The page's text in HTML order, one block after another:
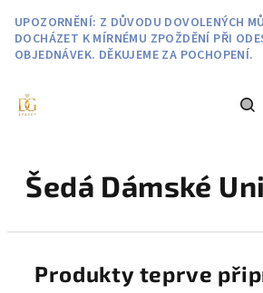
obsah
UPOZORNĚNÍ: Z DŮVODU DOVOLENÝCH
DOCHÁZET K MÍRNÉMU ZPOŽDĚNÍ PŘI
OBJEDNÁVEK. DĚKUJEME ZA POCHOPENÍ.
Šedá Dámské
Produkty teprve